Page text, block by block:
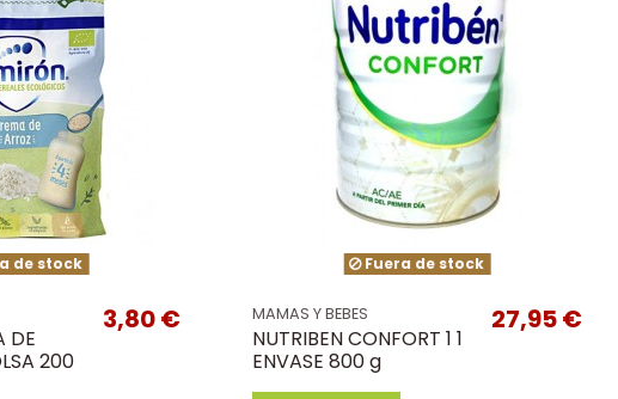
de stock
DE
200
3,80 €
Fuera de stock
MAMAS Y BEBES
NUTRIBEN CONFORT 1 1
ENVASE 800 g
27,95 €